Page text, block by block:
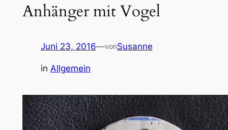
Anhänger mit Vogel
Juni 23, 2016—vonSusanne
in Allgemein